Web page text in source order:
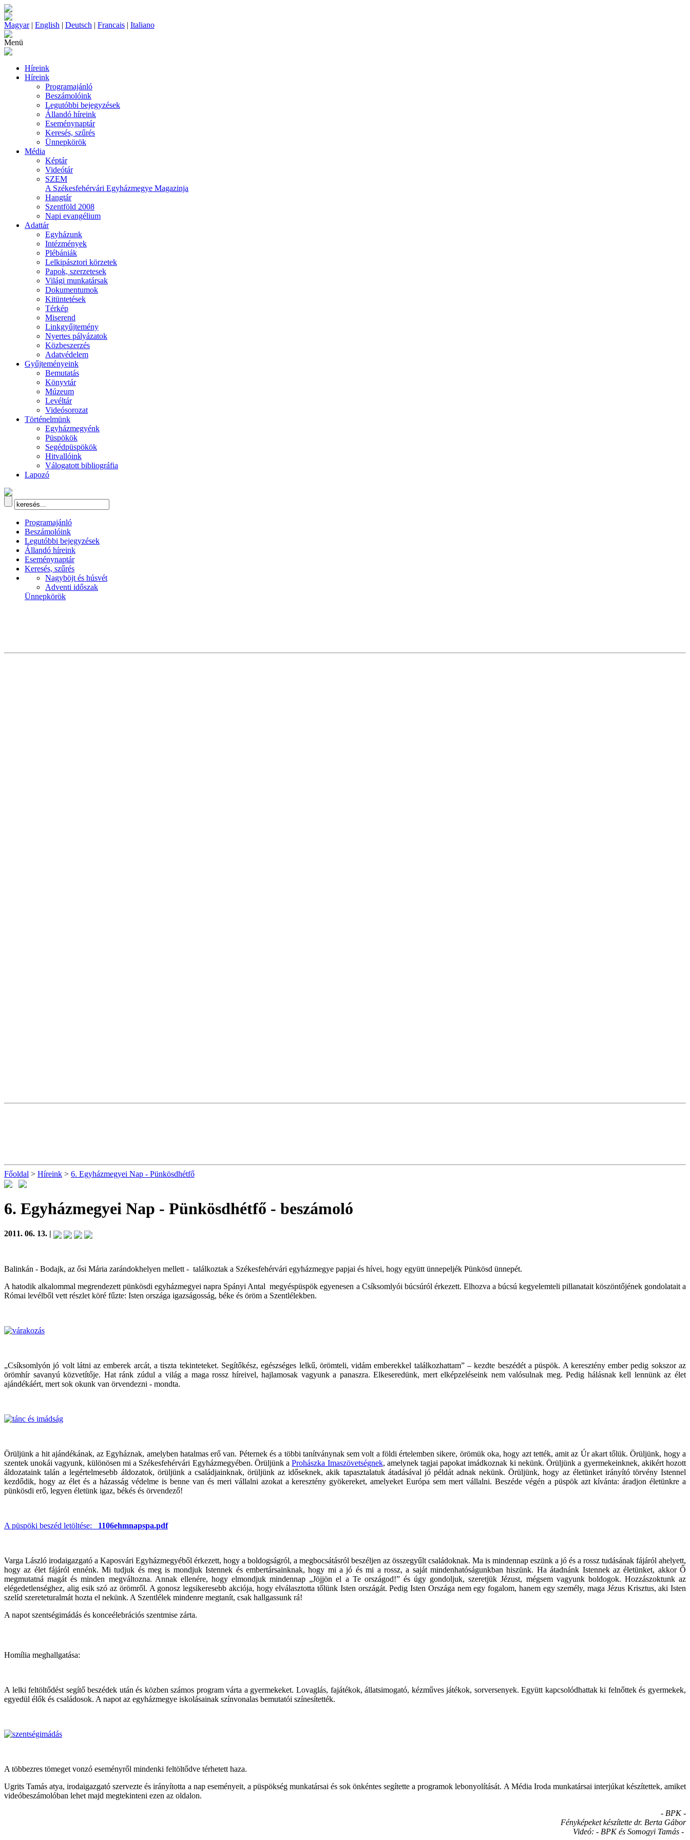
Magyar| English | Deutsch | Francais | Italiano
Menü
Híreink
Híreink
Programajánló
Beszámolóink
Legutóbbi bejegyzések
Állandó híreink
Eseménynaptár
Keresés, szűrés
Ünnepkörök
Média
Képtár
Videótár
SZEM
A Székesfehérvári Egyházmegye Magazinja
Hangtár
Szentföld 2008
Napi evangélium
Adattár
Egyházunk
Intézmények
Plébániák
Lelkipásztori körzetek
Papok, szerzetesek
Világi munkatársak
Dokumentumok
Kitüntetések
Térkép
Miserend
Linkgyűjtemény
Nyertes pályázatok
Közbeszerzés
Adatvédelem
Gyűjteményeink
Bemutatás
Könyvtár
Múzeum
Levéltár
Videósorozat
Történelmünk
Egyházmegyénk
Püspökök
Segédpüspökök
Hitvallóink
Válogatott bibliográfia
Lapozó
Programajánló
Beszámolóink
Legutóbbi bejegyzések
Állandó híreink
Eseménynaptár
Keresés, szűrés
Nagyböjt és húsvét
Adventi időszak
Ünnepkörök
Főoldal > Híreink > 6. Egyházmegyei Nap - Pünkösdhétfő
6. Egyházmegyei Nap - Pünkösdhétfő - beszámoló
2011. 06. 13. |
Balinkán - Bodajk, az ősi Mária zarándokhelyen mellett - találkoztak a Székesfehérvári egyházmegye papjai és hívei, hogy együtt ünnepeljék Pünkösd ünnepét.
A hatodik alkalommal megrendezett pünkösdi egyházmegyei napra Spányi Antal megyéspüspök egyenesen a Csíksomlyói búcsúról érkezett. Elhozva a búcsú kegyelemteli pillanatait köszöntőjének gondolatait a
Római levélből vett részlet köré fűzte: Isten országa igazságosság, béke és öröm a Szentlélekben.
„Csíksomlyón jó volt látni az emberek arcát, a tiszta tekinteteket. Segítőkész, egészséges lelkű, örömteli, vidám emberekkel találkozhattam” – kezdte beszédét a püspök. A keresztény ember pedig sokszor az
örömhír savanyú közvetítője. Hat ránk zúdul a világ a maga rossz híreivel, hajlamosak vagyunk a panaszra. Elkeseredünk, mert elképzeléseink nem valósulnak meg. Pedig hálásnak kell lennünk az élet
ajándékáért, mert sok okunk van örvendezni - mondta.
Örüljünk a hit ajándékának, az Egyháznak, amelyben hatalmas erő van. Péternek és a többi tanítványnak sem volt a földi értelemben sikere, örömük oka, hogy azt tették, amit az Úr akart tőlük. Örüljünk, hogy a
szentek unokái vagyunk, különösen mi a Székesfehérvári Egyházmegyében. Örüljünk aProhászka Imaszövetségnek, amelynek tagjai papokat imádkoznak ki nekünk. Örüljünk a gyermekeinknek, akikért hozott
áldozataink talán a legértelmesebb áldozatok, örüljünk a családjainknak, örüljünk az időseknek, akik tapasztalatuk átadásával jó példát adnak nekünk. Örüljünk, hogy az életünket irányító törvény Istennel
kezdődik, hogy az élet és a házasság védelme is benne van és meri vállalni azokat a keresztény gyökereket, amelyeket Európa sem mert vállalni. Beszéde végén a püspök azt kívánta: áradjon életünkre a
pünkösdi erő, legyen életünk igaz, békés és örvendező!
A püspöki beszéd letöltése: 1106ehmnapspa.pdf
Varga László irodaigazgató a Kaposvári Egyházmegyéből érkezett, hogy a boldogságról, a megbocsátásról beszéljen az összegyűlt családoknak. Ma is mindennap eszünk a jó és a rossz tudásának fájáról ahelyett,
hogy az élet fájáról ennénk. Mi tudjuk és meg is mondjuk Istennek és embertársainknak, hogy mi a jó és mi a rossz, a saját mindenhatóságunkban hiszünk. Ha átadnánk Istennek az életünket, akkor Ő
megmutatná magát és minden megváltozna. Annak ellenére, hogy elmondjuk mindennap „Jöjjön el a Te országod!” és úgy gondoljuk, szeretjük Jézust, mégsem vagyunk boldogok. Hozzászoktunk az
elégedetlenséghez, alig esik szó az örömről. A gonosz legsikeresebb akciója, hogy elválasztotta tőlünk Isten országát. Pedig Isten Országa nem egy fogalom, hanem egy személy, maga Jézus Krisztus, aki Isten
szelíd szereteturalmát hozta el nekünk. A Szentlélek mindenre megtanít, csak hallgassunk rá!
A napot szentségimádás és konceélebrációs szentmise zárta.
Homília meghallgatása:
A lelki feltöltődést segítő beszédek után és közben számos program várta a gyermekeket. Lovaglás, fajátékok, állatsimogató, kézműves játékok, sorversenyek. Együtt kapcsolódhattak ki felnőttek és gyermekek,
egyedül élők és családosok. A napot az egyházmegye iskolásainak színvonalas bemutatói színesítették.
A többezres tömeget vonzó eseményről mindenki feltöltődve térhetett haza.
Ugrits Tamás atya, irodaigazgató szervezte és irányította a nap eseményeit, a püspökség munkatársai és sok önkéntes segítette a programok lebonyolítását. A Média Iroda munkatársai interjúkat készítettek, amiket
videóbeszámolóban lehet majd megtekinteni ezen az oldalon.
- BPK -
Fényképeket készítette dr. Berta Gábor
Videó: - BPK és Somogyi Tamás -